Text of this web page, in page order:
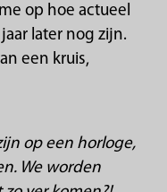
op hoe actueel
later nog zijn.
een kruis,
op een horloge,
We worden